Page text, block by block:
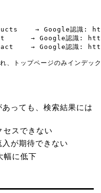
→ Google認識:
→ Google認識:
→ Google認識:
、トップページのみインデッ
っても、検索結果には
セスできない
が期待できない
幅に低下